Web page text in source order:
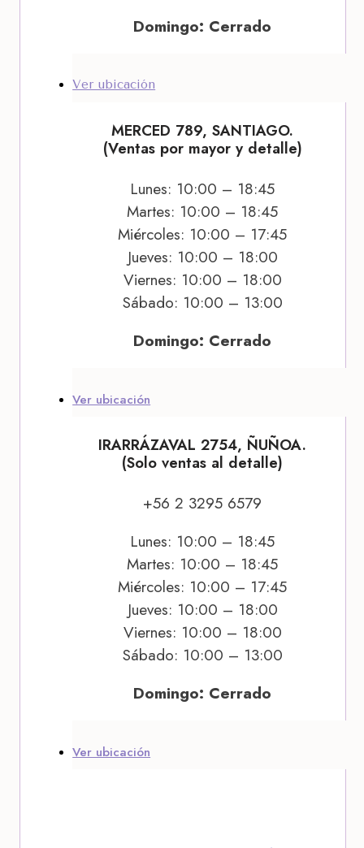
Domingo: Cerrado
Ver ubicación
MERCED 789, SANTIAGO.
(Ventas por mayor y detalle)
Lunes: 10:00 – 18:45
Martes: 10:00 – 18:45
Miércoles: 10:00 – 17:45
Jueves: 10:00 – 18:00
Viernes: 10:00 – 18:00
Sábado: 10:00 – 13:00
Domingo: Cerrado
Ver ubicación
IRARRÁZAVAL 2754, ÑUÑOA.
(Solo ventas al detalle)
+56 2 3295 6579
Lunes: 10:00 – 18:45
Martes: 10:00 – 18:45
Miércoles: 10:00 – 17:45
Jueves: 10:00 – 18:00
Viernes: 10:00 – 18:00
Sábado: 10:00 – 13:00
Domingo: Cerrado
Ver ubicación